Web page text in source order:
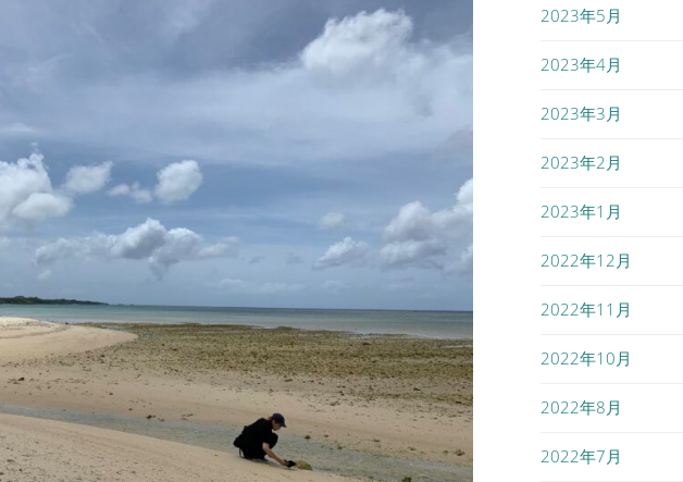
2023年5月
2023年4月
2023年3月
2023年2月
2023年1月
2022年12月
2022年11月
2022年10月
2022年8月
2022年7月